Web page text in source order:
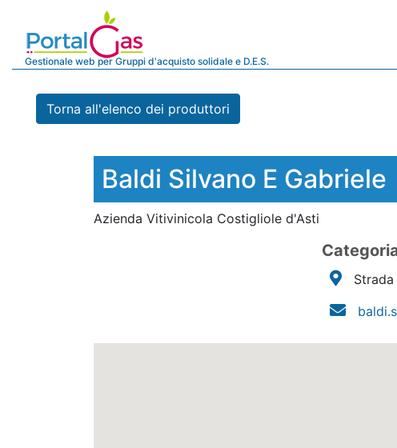
Gestionale web per Gruppi d'acquisto solidale e D.E.S.
Torna all'elenco dei produttori
Baldi Silvano E Gabriele
Azienda Vitivinicola Costigliole d'Asti